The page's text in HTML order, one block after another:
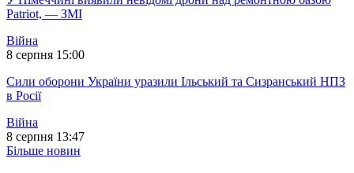
Patriot, — ЗМІ
Війна
8 серпня 15:00
Сили оборони України уразили Ільський та Сизранський НПЗ
в Росії
Війна
8 серпня 13:47
Більше новин